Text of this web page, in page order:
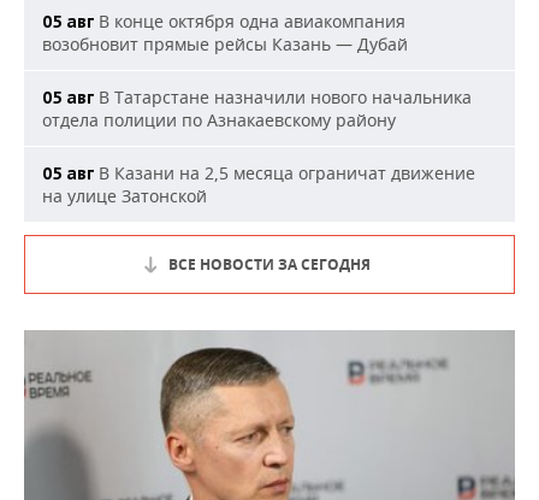
05 авг В конце октября одна авиакомпания
возобновит прямые рейсы Казань — Дубай
05 авг В Татарстане назначили нового начальника
отдела полиции по Азнакаевскому району
05 авг В Казани на 2,5 месяца ограничат движение
на улице Затонской
ВСЕ НОВОСТИ ЗА СЕГОДНЯ